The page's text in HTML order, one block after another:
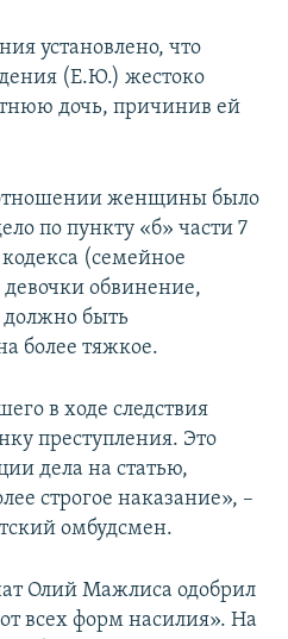
установлено, что
(Е.Ю.) жестоко
дочь, причинив ей
отношении женщины было
по пункту «б» части 7
кодекса (семейное
обвинение,
должно быть
более тяжкое.
в ходе следствия
преступления. Это
дела на статью,
строгое наказание», –
омбудсмен.
Олий Мажлиса одобрил
всех форм насилия». На